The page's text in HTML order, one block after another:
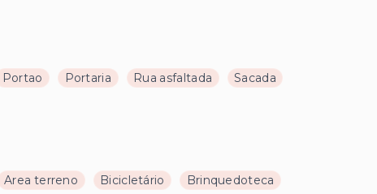
Portao Portaria Rua asfaltada
Sacada
Area terreno Bicicletário
Brinquedoteca